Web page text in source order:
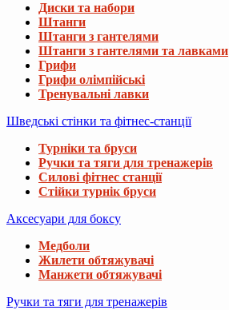
Диски та набори
Штанги
Штанги з гантелями
Штанги з гантелями та лавками
Грифи
Грифи олімпійські
Тренувальні лавки
Шведські стінки та фітнес-станції
Турніки та бруси
Ручки та тяги для тренажерів
Силові фітнес станції
Стійки турнік бруси
Аксесуари для боксу
Медболи
Жилети обтяжувачі
Манжети обтяжувачі
Ручки та тяги для тренажерів